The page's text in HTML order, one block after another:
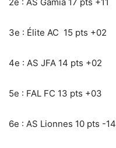
3e : Élite AC 15 pts +02
4e : AS JFA 14 pts +02
5e : FAL FC 13 pts +03
6e : AS Lionnes 10 pts -14